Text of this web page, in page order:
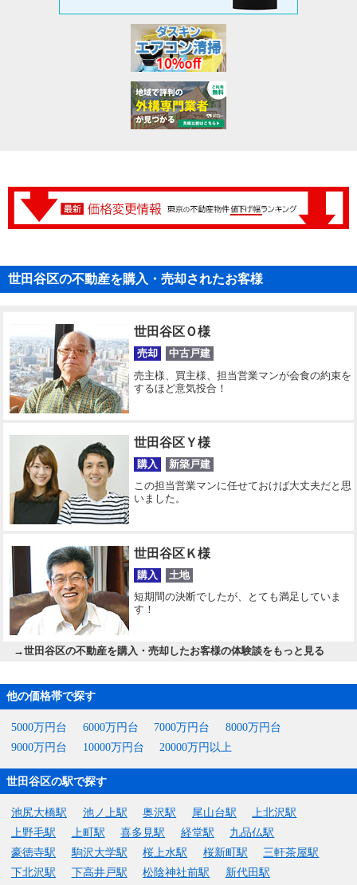
世田谷区の不動産を購入・売却されたお客様
世田谷区Ｏ様
売却
中古戸建
売主様、買主様、担当営業マンが会食の約束を
するほど意気投合！
世田谷区Ｙ様
購入
新築戸建
この担当営業マンに任せておけば大丈夫だと思
いました。
世田谷区Ｋ様
購入
土地
短期間の決断でしたが、とても満足していま
す！
→世田谷区の不動産を購入・売却したお客様の体験談をもっと見る
他の価格帯で探す
5000万円台 6000万円台 7000万円台
8000万円台
9000万円台
10000万円台 20000万円以上
世田谷区の駅で探す
池尻大橋駅 池ノ上駅 奥沢駅 尾山台駅
上北沢駅
上野毛駅
上町駅 喜多見駅 経堂駅
九品仏駅
豪徳寺駅
駒沢大学駅 桜上水駅 桜新町駅
三軒茶屋駅
下北沢駅
下高井戸駅 松陰神社前駅 新代田駅